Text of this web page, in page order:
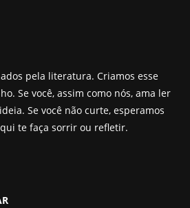
pela literatura. Criamos esse
Se você, assim como nós, ama ler
Se você não curte, esperamos
te faça sorrir ou refletir.